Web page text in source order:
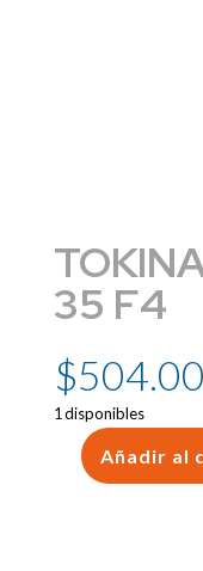
35 F4
$504.00
1 disponibles
TOKINA
Añadir al